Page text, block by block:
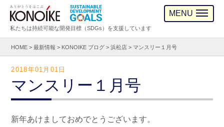
私たちは持続可能な開発目標（SDGs）を支援しています
MENU
HOME >最新情報 > KONOIKE ブログ >浜松店 > マンスリー１月号
2018年01月01日
マンスリー１月号
新年あけましておめでとうございます。